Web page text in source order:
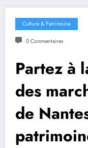
Culture & Patrimoine
0 Commentaires
Partez à
des
de